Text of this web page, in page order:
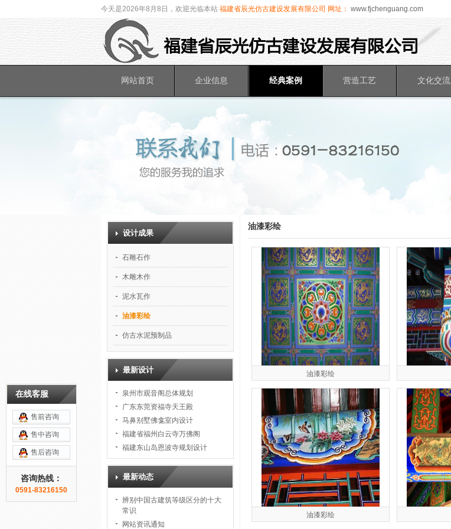
今天是2026年8月8日，欢迎光临本站 福建省辰光仿古建设发展有限公司 网址： www.fjchenguang.com
网站首页 企业信息 经典案例 营造工艺 文化交流
设计成果
石雕石作
木雕木作
泥水瓦作
油漆彩绘
仿古水泥预制品
最新设计
泉州市观音阁总体规划
广东东莞资福寺天王殿
马鼻别墅佛龛室内设计
福建省福州白云寺万佛阁
福建东山岛恩波寺规划设计
最新动态
辨别中国古建筑等级区分的十大
常识
网站资讯通知
油漆彩绘
油漆彩绘
油漆彩绘
在线客服
售前咨询
售中咨询
售后咨询
咨询热线：
0591-83216150